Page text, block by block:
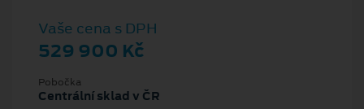
Vaše cena s DPH
529 900 Kč
Pobočka
Centrální sklad v ČR